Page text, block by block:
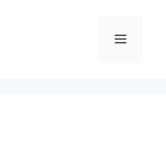
Menu